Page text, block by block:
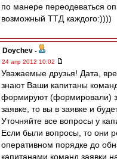
по манере переодеваться
возможный ТТД каждого:))))
Doychev -
24 апр 2012 10:02
Уважаемые друзья! Дата,
знают Ваши капитаны
формируют (формировали)
заявке, то вы в заявке и
Уточняйте все вопросы у
Если были вопросы, то они
оперативном порядке до
капитанами команд заявки